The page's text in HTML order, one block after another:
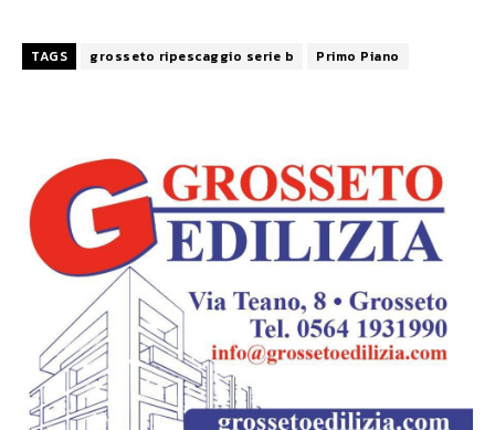
TAGS grosseto ripescaggio serie b Primo Piano